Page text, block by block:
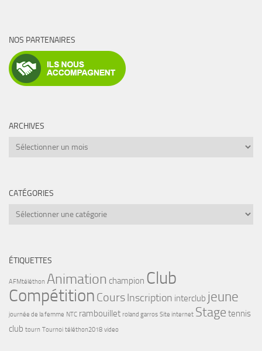
NOS PARTENAIRES
ARCHIVES
Archives
CATÉGORIES
Catégories
ÉTIQUETTES
AFMtéléthon Animation champion Club
Compétition CoursInscription interclub jeune
journée de la femme NTC rambouillet roland garros Site internet Stage tennis
club tourn Tournoi téléthon2018 video